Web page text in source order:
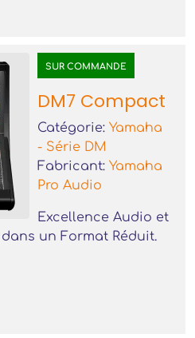
SUR COMMANDE
DM7 Compact
Catégorie: Yamaha
- Série DM
Fabricant: Yamaha
Pro Audio
Excellence Audio et
un Format Réduit.